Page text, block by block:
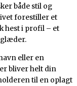
både stil og
forestiller et
hest i profil – et
glæder.
eller en
bliver helt din
til en oplagt